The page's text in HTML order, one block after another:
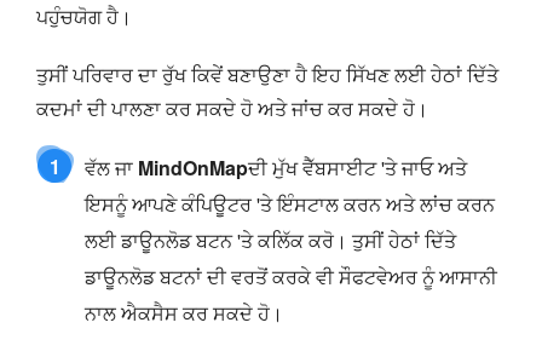
ਪਹੁੰਚਯੋਗ ਹੈ।
ਤੁਸੀਂ ਪਰਿਵਾਰ ਦਾ ਰੁੱਖ ਕਿਵੇਂ ਬਣਾਉਣਾ ਹੈ ਇਹ ਸਿੱਖਣ ਲਈ ਹੇਠਾਂ ਦਿੱਤੇ
ਕਦਮਾਂ ਦੀ ਪਾਲਣਾ ਕਰ ਸਕਦੇ ਹੋ ਅਤੇ ਜਾਂਚ ਕਰ ਸਕਦੇ ਹੋ।
1 ਵੱਲ ਜਾ MindOnMapਦੀ ਮੁੱਖ ਵੈੱਬਸਾਈਟ 'ਤੇ ਜਾਓ ਅਤੇ
ਇਸਨੂੰ ਆਪਣੇ ਕੰਪਿਊਟਰ 'ਤੇ ਇੰਸਟਾਲ ਕਰਨ ਅਤੇ ਲਾਂਚ ਕਰਨ
ਲਈ ਡਾਊਨਲੋਡ ਬਟਨ 'ਤੇ ਕਲਿੱਕ ਕਰੋ। ਤੁਸੀਂ ਹੇਠਾਂ ਦਿੱਤੇ
ਡਾਊਨਲੋਡ ਬਟਨਾਂ ਦੀ ਵਰਤੋਂ ਕਰਕੇ ਵੀ ਸੌਫਟਵੇਅਰ ਨੂੰ ਆਸਾਨੀ
ਨਾਲ ਐਕਸੈਸ ਕਰ ਸਕਦੇ ਹੋ।